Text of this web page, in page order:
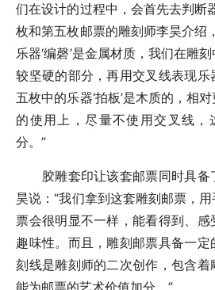
们在设计的过程中，会首先去判断
枚和第五枚邮票的雕刻师李昊介绍
乐器‘编磬’是金属材质，我们在雕
较坚硬的部分，再用交叉线表现
五枚中的乐器‘拍板’是木质的，相
的使用上，尽量不使用交叉线，
分。”
胶雕套印让该套邮票同时具备
昊说：“我们拿到这套雕刻邮票，
票会很明显不一样，能看得到、
趣味性。而且，雕刻邮票具备一
刻线是雕刻师的二次创作，包含